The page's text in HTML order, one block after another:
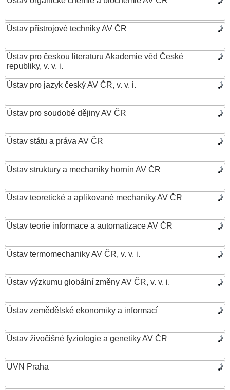
Ústav přístrojové techniky AV ČR
Ústav pro českou literaturu Akademie věd České
republiky, v. v. i.
Ústav pro jazyk český AV ČR, v. v. i.
Ústav pro soudobé dějiny AV ČR
Ústav státu a práva AV ČR
Ústav struktury a mechaniky hornin AV ČR
Ústav teoretické a aplikované mechaniky AV ČR
Ústav teorie informace a automatizace AV ČR
Ústav termomechaniky AV ČR, v. v. i.
Ústav výzkumu globální změny AV ČR, v. v. i.
Ústav zemědělské ekonomiky a informací
Ústav živočišné fyziologie a genetiky AV ČR
UVN Praha